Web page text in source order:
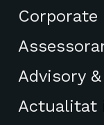
Corporate
Advisory
Actualitat